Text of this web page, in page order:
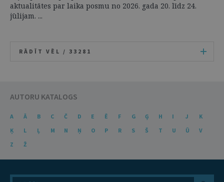
aktualitātes par laika posmu no 2026. gada 20. līdz 24.
jūlijam. ...
RĀDĪT VĒL / 33281
AUTORU KATALOGS
A Ā B C Č D E Ē F G Ģ H I J
K
Ķ
L Ļ M N Ņ O P R S Š T U Ū
V
Z
Ž